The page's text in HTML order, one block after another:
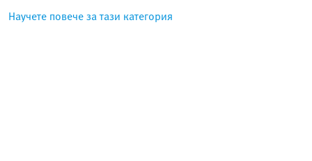
Научете повече за тази категория